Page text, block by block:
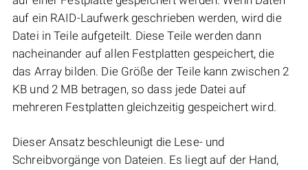
auf ein RAID-Laufwerk geschrieben werden, wird die
Datei in Teile aufgeteilt. Diese Teile werden dann
nacheinander auf allen Festplatten gespeichert, die
das Array bilden. Die Größe der Teile kann zwischen 2
KB und 2 MB betragen, so dass jede Datei auf
mehreren Festplatten gleichzeitig gespeichert wird.
Dieser Ansatz beschleunigt die Lese- und
Schreibvorgänge von Dateien. Es liegt auf der Hand,